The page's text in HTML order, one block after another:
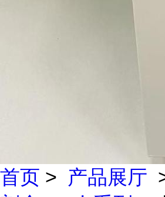
首页 > 产品展厅